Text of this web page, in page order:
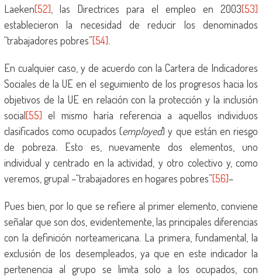
Laeken[52] , las Directrices para el empleo en 2003[53]
establecieron la necesidad de reducir los denominados
“trabajadores pobres”[54].
En cualquier caso, y de acuerdo con la Cartera de Indicadores
Sociales de la UE en el seguimiento de los progresos hacia los
objetivos de la UE en relación con la protección y la inclusión
social[55] el mismo haría referencia a aquellos individuos
clasificados como ocupados (employed) y que están en riesgo
de pobreza. Esto es, nuevamente dos elementos, uno
individual y centrado en la actividad, y otro colectivo y, como
veremos, grupal –“trabajadores en hogares pobres”[56]–
Pues bien, por lo que se refiere al primer elemento, conviene
señalar que son dos, evidentemente, las principales diferencias
con la definición norteamericana. La primera, fundamental, la
exclusión de los desempleados, ya que en este indicador la
pertenencia al grupo se limita solo a los ocupados, con